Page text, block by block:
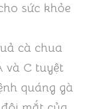
sức khỏe
cà chua
và C tuyệt
quáng gà